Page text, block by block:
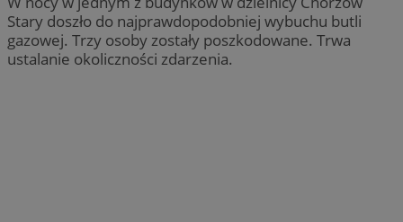
Stary doszło do najprawdopodobniej wybuchu butli
gazowej. Trzy osoby zostały poszkodowane. Trwa
ustalanie okoliczności zdarzenia.